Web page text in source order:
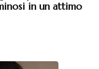
in un attimo